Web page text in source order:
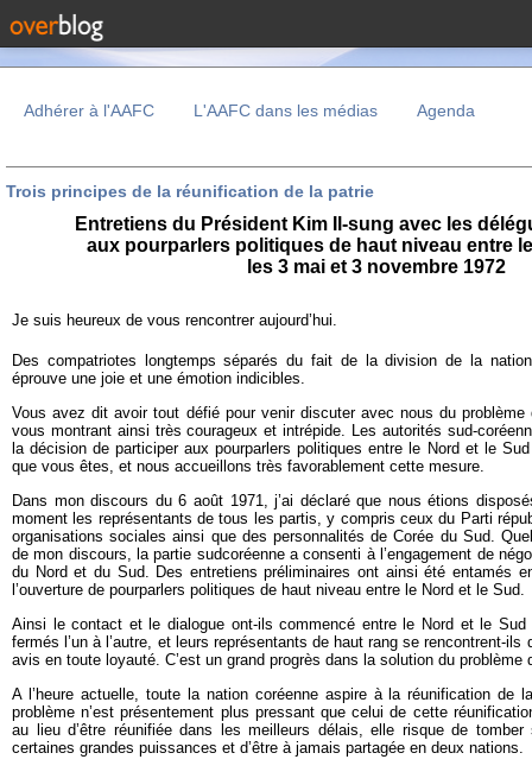
Adhérer à l'AAFC L'AAFC dans les médias Agenda
Trois principes de la réunification de la patrie
Entretiens du Président Kim Il-sung avec les
aux pourparlers politiques de haut niveau entre
les 3 mai et 3 novembre 1972
Je suis heureux de vous rencontrer aujourd’hui.
Des compatriotes longtemps séparés du fait de la division de la
éprouve une joie et une émotion indicibles.
Vous avez dit avoir tout défié pour venir discuter avec nous du
vous montrant ainsi très courageux et intrépide. Les autorités sud-
la décision de participer aux pourparlers politiques entre le Nord et le
que vous êtes, et nous accueillons très favorablement cette mesure.
Dans mon discours du 6 août 1971, j’ai déclaré que nous étions
moment les représentants de tous les partis, y compris ceux du Parti
organisations sociales ainsi que des personnalités de Corée du Sud.
de mon discours, la partie sudcoréenne a consenti à l’engagement de
du Nord et du Sud. Des entretiens préliminaires ont ainsi été entamés
l’ouverture de pourparlers politiques de haut niveau entre le Nord et le Sud.
Ainsi le contact et le dialogue ont-ils commencé entre le Nord et le
fermés l’un à l’autre, et leurs représentants de haut rang se rencontrent-ils
avis en toute loyauté. C’est un grand progrès dans la solution du problème
A l’heure actuelle, toute la nation coréenne aspire à la réunification de
problème n’est présentement plus pressant que celui de cette
au lieu d’être réunifiée dans les meilleurs délais, elle risque de tomber
certaines grandes puissances et d’être à jamais partagée en deux nations.